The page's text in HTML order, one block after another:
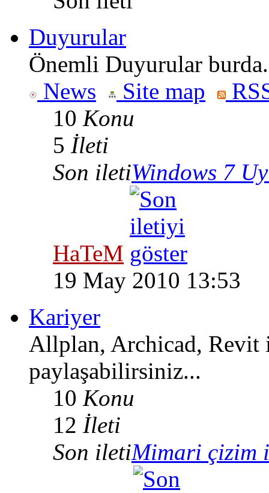
Duyurular
Önemli Duyurular
News
Site map
10 Konu
5 İleti
Son iletiWindows 7
HaTeM
19 May 2010 13:53
Kariyer
Allplan, Archicad, Revit
paylaşabilirsiniz...
10 Konu
12 İleti
Son iletiMimari çizim